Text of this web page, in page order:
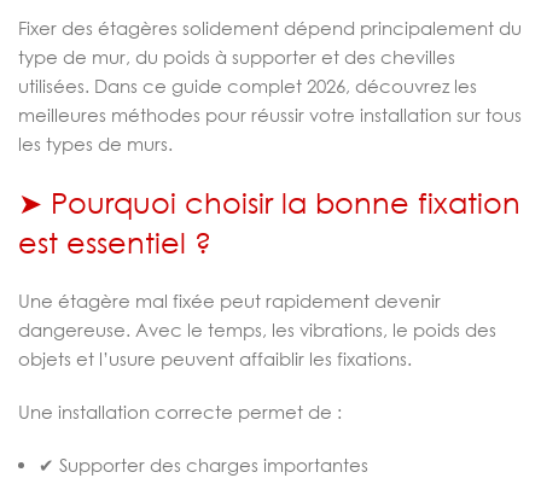
Fixer des étagères solidement dépend principalement du
type de mur, du poids à supporter et des chevilles
utilisées. Dans ce guide complet 2026, découvrez les
meilleures méthodes pour réussir votre installation sur tous
les types de murs.
➤ Pourquoi choisir la bonne fixation
est essentiel ?
Une étagère mal fixée peut rapidement devenir
dangereuse. Avec le temps, les vibrations, le poids des
objets et l’usure peuvent affaiblir les fixations.
Une installation correcte permet de :
✔ Supporter des charges importantes